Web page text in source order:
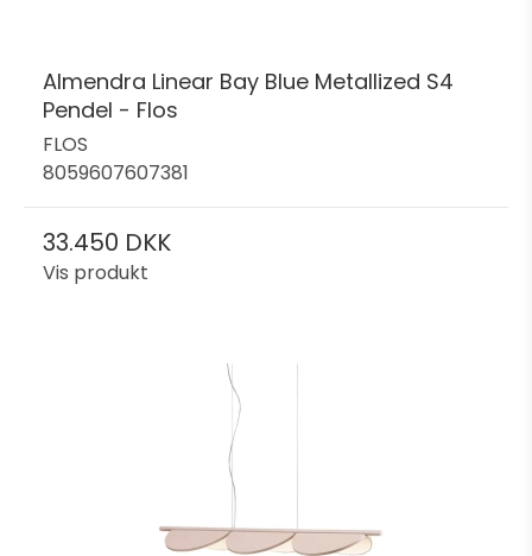
Almendra Linear Bay Blue Metallized S4
Pendel - Flos
FLOS
8059607607381
33.450 DKK
Vis produkt